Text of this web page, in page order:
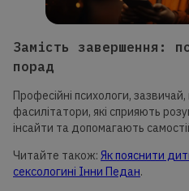
Замість завершення:
порад
Професійні психологи,
фасилітатори, які сприяють
інсайти та допомагають
Читайте також: Як пояснити
сексологині Інни Педан.